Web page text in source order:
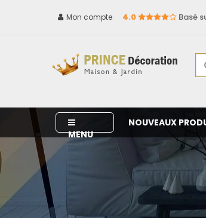
Mon compte 4.0 Basé
MENU
NOUVEAUX